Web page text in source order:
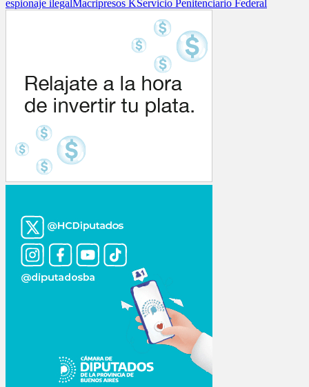
espionaje ilegal Macripresos KServicio Penitenciario Federal